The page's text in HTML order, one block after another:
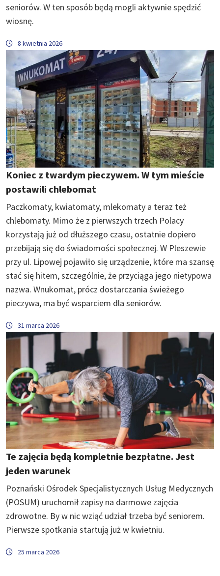
seniorów. W ten sposób będą mogli aktywnie spędzić
wiosnę.
8 kwietnia 2026
Koniec z twardym pieczywem. W tym mieście
postawili chlebomat
Paczkomaty, kwiatomaty, mlekomaty a teraz też
chlebomaty. Mimo że z pierwszych trzech Polacy
korzystają już od dłuższego czasu, ostatnie dopiero
przebijają się do świadomości społecznej. W Pleszewie
przy ul. Lipowej pojawiło się urządzenie, które ma szansę
stać się hitem, szczególnie, że przyciąga jego nietypowa
nazwa. Wnukomat, prócz dostarczania świeżego
pieczywa, ma być wsparciem dla seniorów.
31 marca 2026
Te zajęcia będą kompletnie bezpłatne. Jest
jeden warunek
Poznański Ośrodek Specjalistycznych Usług Medycznych
(POSUM) uruchomił zapisy na darmowe zajęcia
zdrowotne. By w nic wziąć udział trzeba być seniorem.
Pierwsze spotkania startują już w kwietniu.
25 marca 2026